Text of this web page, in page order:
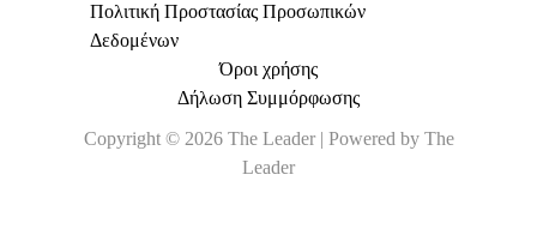
Πολιτική Προστασίας Προσωπικών
Δεδομένων
Όροι χρήσης
Δήλωση Συμμόρφωσης
Copyright © 2026 The Leader | Powered by The
Leader